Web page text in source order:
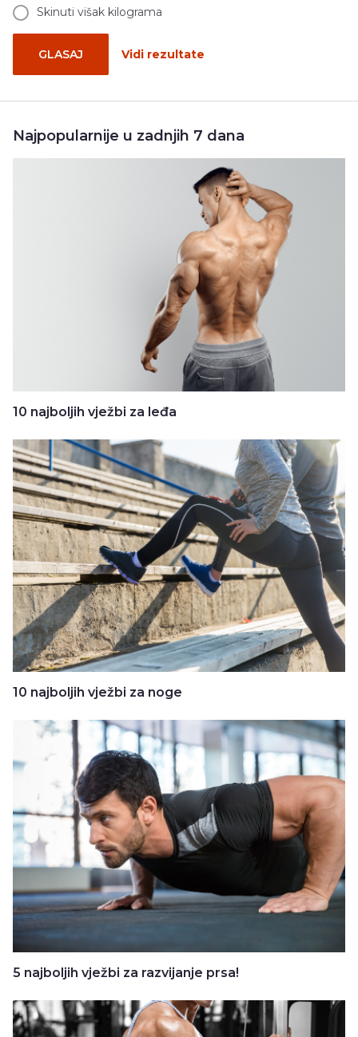
Skinuti višak kilograma
GLASAJ Vidi rezultate
Najpopularnije u zadnjih 7 dana
10 najboljih vježbi za leđa
10 najboljih vježbi za noge
5 najboljih vježbi za razvijanje prsa!